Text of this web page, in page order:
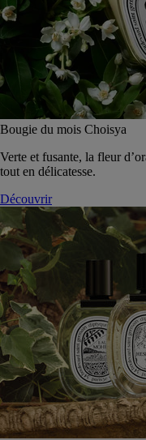
Bougie du mois Choisya
Verte et fusante, la fleur
tout en délicatesse.
Découvrir